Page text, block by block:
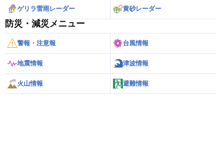
ゲリラ雷雨レーダー 黄砂レーダー
防災・減災メニュー
警報・注意報 台風情報
地震情報 津波情報
火山情報 避難情報